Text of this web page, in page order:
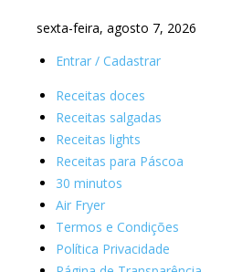
sexta-feira, agosto 7, 2026
Entrar / Cadastrar
Receitas doces
Receitas salgadas
Receitas lights
Receitas para Páscoa
30 minutos
Air Fryer
Termos e Condições
Política Privacidade